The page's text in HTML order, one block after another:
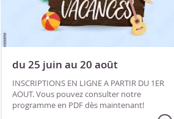
du 25 juin au 20 août
INSCRIPTIONS EN LIGNE A PARTIR DU 1ER
AOUT. Vous pouvez consulter notre
programme en PDF dès maintenant!